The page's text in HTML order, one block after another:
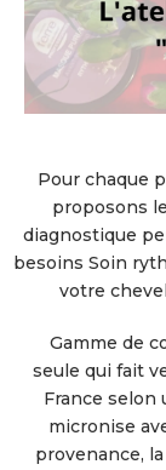
Pour chaque
proposons
diagnostique
besoins Soin
votre
Gamme de
seule qui fait
France selon
micronise
provenance,